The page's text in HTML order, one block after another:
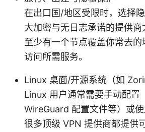
在出口国/地区受限时，选择
大加密与无日志承诺的提供
至少有一个节点覆盖你常去
访问所需服务。
Linux 桌面/开源系统（如
Linux 用户通常需要手动配置
WireGuard 配置文件等）或使
很多顶级 VPN 提供商都提供